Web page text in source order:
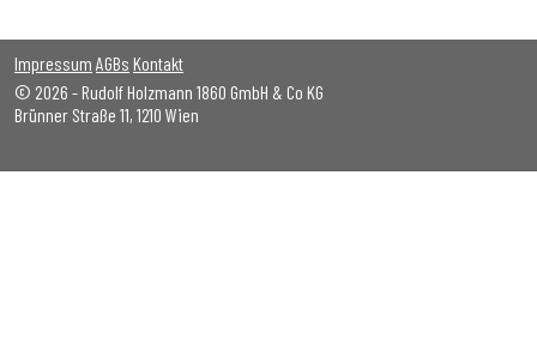
Impressum AGBs Kontakt
© 2026 - Rudolf Holzmann 1860 GmbH & Co KG
Brünner Straße 11, 1210 Wien